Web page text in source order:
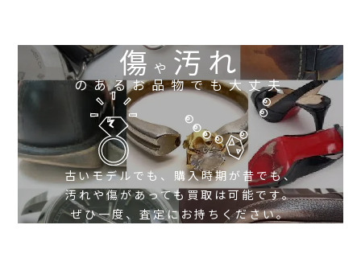
傷や 汚れ
のあるお品物でも大丈夫
古いモデルでも、購入時期が昔でも、
汚れや傷があっても買取は可能です。
ぜひ一度、査定にお持ちください。